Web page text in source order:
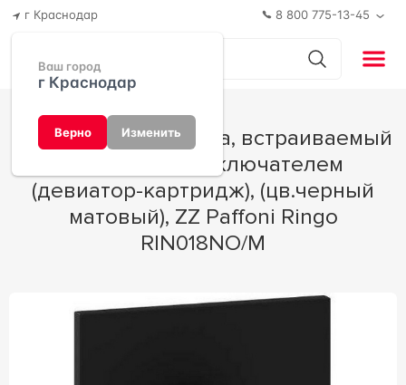
г Краснодар
Ваш город
г Краснодар
Верно Изменить
8 800 775-13-45
в стену, с переключателем
(девиатор-картридж), (цв.черный
матовый), ZZ Paffoni Ringo
RIN018NO/M